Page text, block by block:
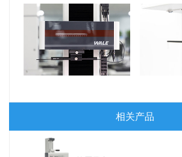
相关产品